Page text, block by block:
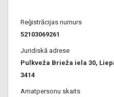
Reģistrācijas numurs
52103069261
Juridiskā adrese
Pulkveža Brieža iela 30,
3414
Amatpersonu skaits